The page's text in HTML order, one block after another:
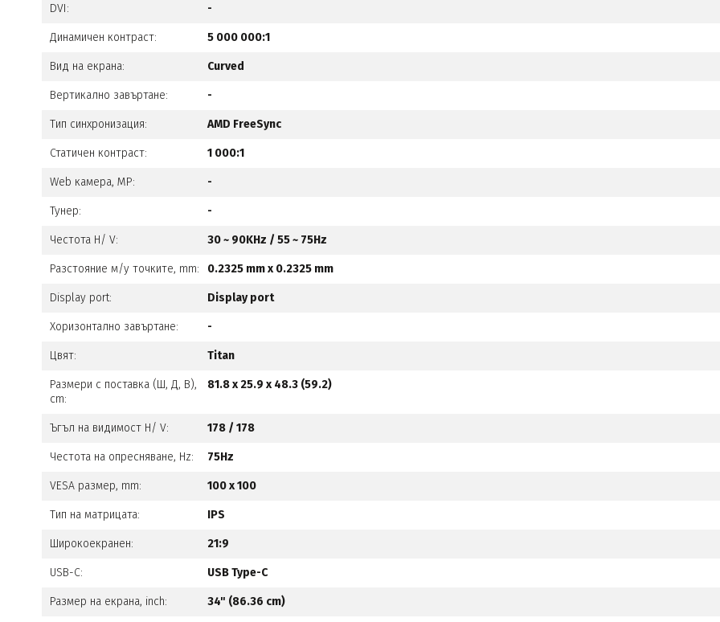
DVI: -
Динамичен контраст: 5 000 000:1
Вид на екрана: Curved
Вертикално завъртане: -
Тип синхронизация: AMD FreeSync
Статичен контраст: 1 000:1
Web камера, MP: -
Тунер: -
Честота H/ V: 30 ~ 90KHz / 55 ~ 75Hz
Разстояние м/у точките, mm: 0.2325 mm x 0.2325 mm
Display port: Display port
Хоризонтално завъртане: -
Цвят: Titan
Размери с поставка (Ш, Д, В),
cm:
81.8 x 25.9 x 48.3 (59.2)
Ъгъл на видимост H/ V: 178 / 178
Честота на опресняване, Hz: 75Hz
VESA размер, mm: 100 x 100
Тип на матрицата: IPS
Широкоекранен: 21:9
USB-C: USB Type-C
Размер на екрана, inch: 34" (86.36 cm)